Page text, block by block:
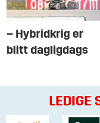
– Hybridkrig er
blitt dagligdags
LEDIGE